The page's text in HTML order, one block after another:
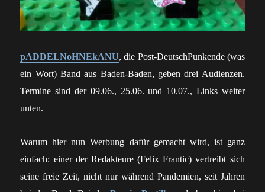
pADDELNoHNEkANU, die Post-DeutschPunkende (was
ein Wort) Band aus Baden-Baden, geben drei Audienzen.
Termine sind der 09.06., 25.06. und 10.07., Links weiter
unten.
Warum hier nun Werbung dafür gemacht wird, ist ganz
einfach: einer der Redakteure (Felix Frantic) vertreibt sich
seine freie Zeit, nicht nur während Pandemien, seit Jahren